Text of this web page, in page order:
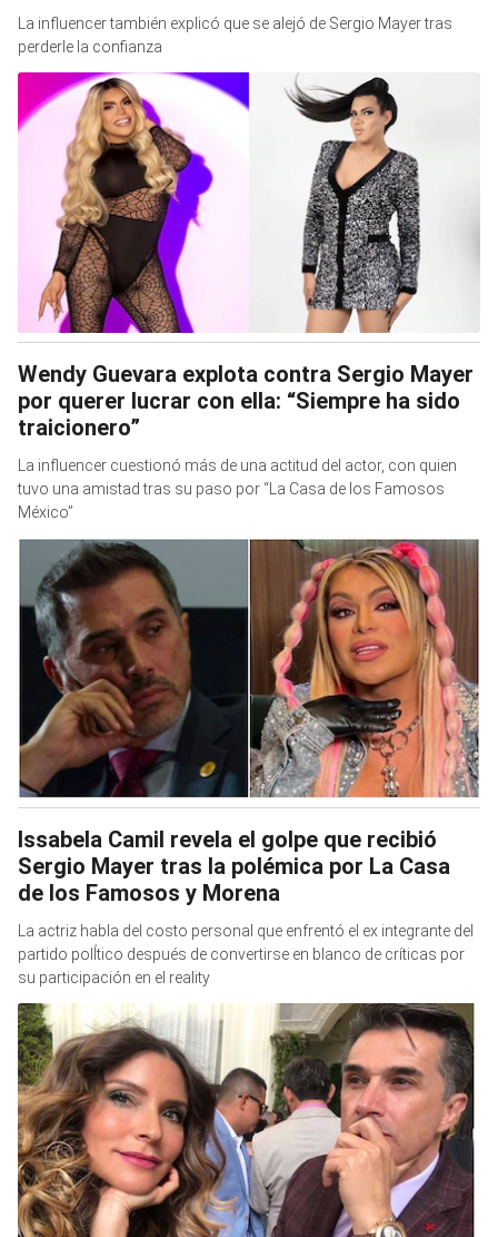
La influencer también explicó que se alejó de Sergio Mayer tras
perderle la confianza
Wendy Guevara explota contra Sergio Mayer
por querer lucrar con ella: “Siempre ha sido
traicionero”
La influencer cuestionó más de una actitud del actor, con quien
tuvo una amistad tras su paso por “La Casa de los Famosos
México”
Issabela Camil revela el golpe que recibió
Sergio Mayer tras la polémica por La Casa
de los Famosos y Morena
La actriz habla del costo personal que enfrentó el ex integrante del
partido polÍtico después de convertirse en blanco de críticas por
su participación en el reality